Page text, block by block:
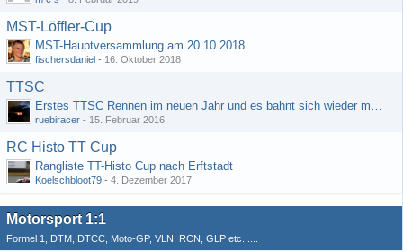
MST-Löffler-Cup
MST-Hauptversammlung am 20.10.2018
fischersdaniel - 16. Oktober 2018
TTSC
Erstes TTSC Rennen im neuen Jahr und es bahnt sich wieder mal eine Rekordteilnehmerzahl an
ruebiracer - 15. Februar 2016
RC Histo TT Cup
Rangliste TT-Histo Cup nach Erftstadt
Koelschbloot79 - 4. Dezember 2017
Motorsport 1:1
Formel 1, DTM, DTCC, Moto-GP, VLN, RCN, GLP etc......